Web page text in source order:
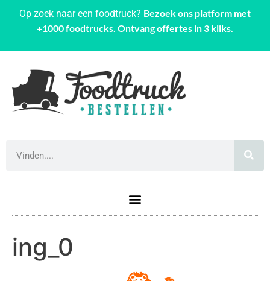
Op zoek naar een foodtruck? Bezoek ons platform met
+1000 foodtrucks. Ontvang offertes in 3 kliks.
ing_0